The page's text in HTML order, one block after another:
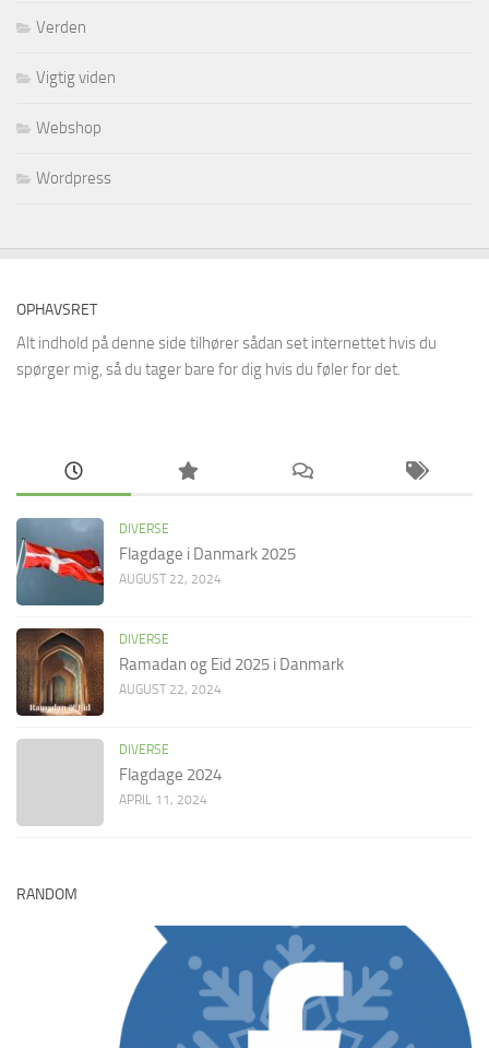
Verden
Vigtig viden
Webshop
Wordpress
OPHAVSRET
Alt indhold på denne side tilhører sådan set internettet hvis du
spørger mig, så du tager bare for dig hvis du føler for det.
DIVERSE
Flagdage i Danmark 2025
AUGUST 22, 2024
DIVERSE
Ramadan og Eid 2025 i Danmark
AUGUST 22, 2024
DIVERSE
Flagdage 2024
APRIL 11, 2024
RANDOM